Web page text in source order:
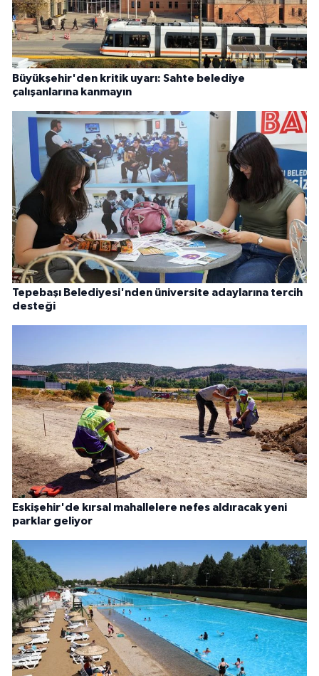
Büyükşehir'den kritik uyarı: Sahte belediye
çalışanlarına kanmayın
Tepebaşı Belediyesi'nden üniversite adaylarına tercih
desteği
Eskişehir'de kırsal mahallelere nefes aldıracak yeni
parklar geliyor